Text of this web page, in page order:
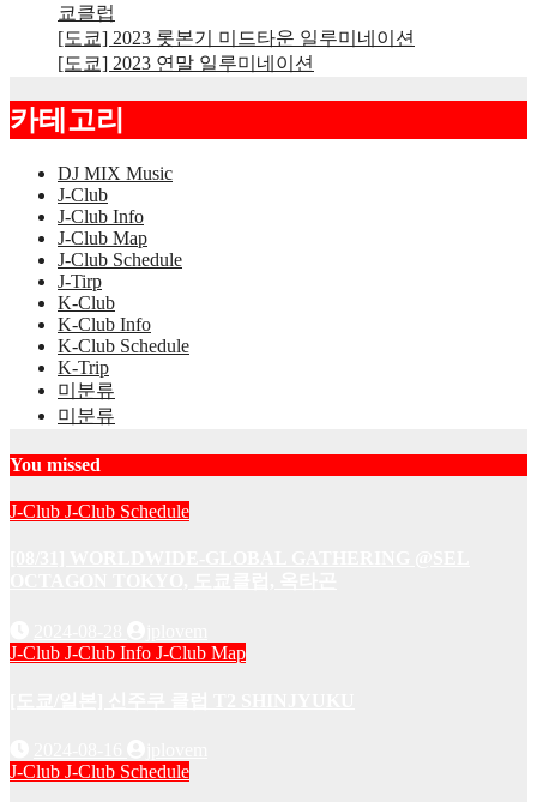
쿄클럽
[도쿄] 2023 롯본기 미드타운 일루미네이션
[도쿄] 2023 연말 일루미네이션
카테고리
DJ MIX Music
J-Club
J-Club Info
J-Club Map
J-Club Schedule
J-Tirp
K-Club
K-Club Info
K-Club Schedule
K-Trip
미분류
미분류
You missed
J-Club J-Club Schedule
J-Club J-Club Info J-Club Map
J-Club J-Club Schedule